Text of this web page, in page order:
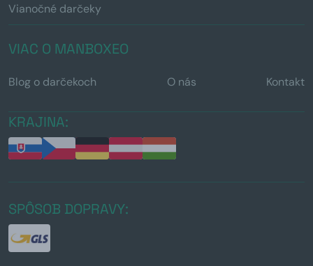
Vianočné darčeky
VIAC O MANBOXEO
Blog o darčekoch O nás Kontakt
KRAJINA:
SPÔSOB DOPRAVY: